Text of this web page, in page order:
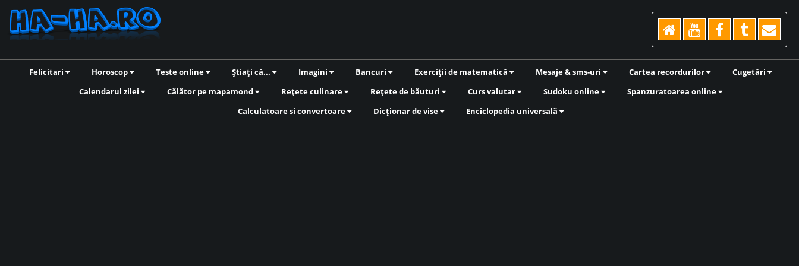
Felicitari Horoscop Teste online Știați că... Imagini Bancuri Exerciții de matematică Mesaje & sms-uri Cartea recordurilor
Cugetări
Calendarul zilei
Călător pe mapamond Rețete culinare Rețete de băuturi Curs valutar Sudoku online
Spanzuratoarea online
Calculatoare si convertoare
Dicționar de vise Enciclopedia universală